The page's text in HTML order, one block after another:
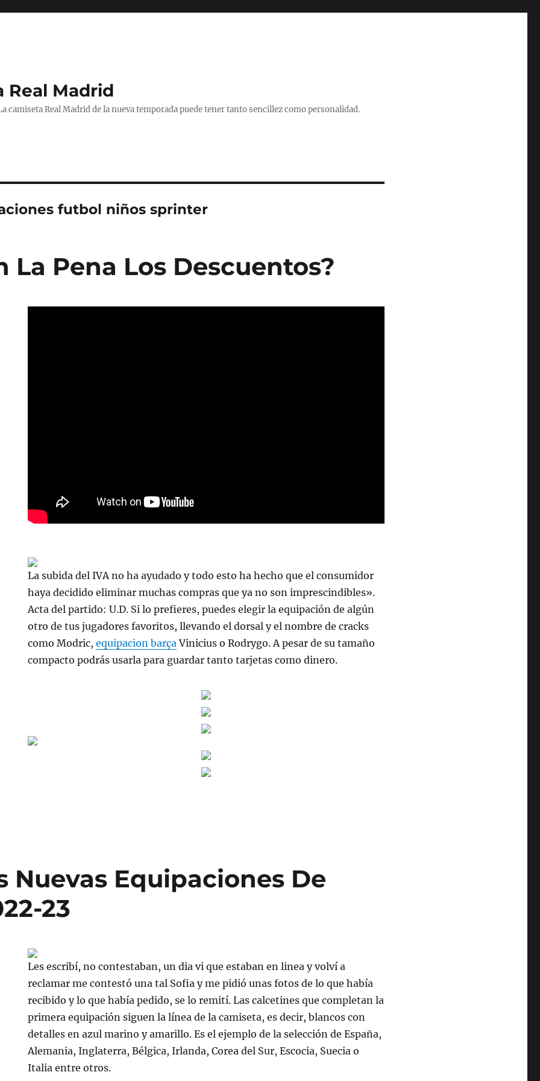
Real Madrid
camiseta Real Madrid de la nueva temporada puede tener tanto sencillez como personalidad.
futbol niños sprinter
La Pena Los Descuentos?
La subida del IVA no ha ayudado y todo esto ha hecho que el consumidor
haya decidido eliminar muchas compras que ya no son imprescindibles».
Acta del partido: U.D. Si lo prefieres, puedes elegir la equipación de algún
otro de tus jugadores favoritos, llevando el dorsal y el nombre de cracks
como Modric,equipacion barçaVinicius o Rodrygo. A pesar de su tamaño
compacto podrás usarla para guardar tanto tarjetas como dinero.
Nuevas Equipaciones De
23
Les escribí, no contestaban, un dia vi que estaban en linea y volví a
reclamar me contestó una tal Sofia y me pidió unas fotos de lo que había
recibido y lo que había pedido, se lo remití. Las calcetines que completan la
primera equipación siguen la línea de la camiseta, es decir, blancos con
detalles en azul marino y amarillo. Es el ejemplo de la selección de España,
Alemania, Inglaterra, Bélgica, Irlanda, Corea del Sur, Escocia, Suecia o
Italia entre otros.